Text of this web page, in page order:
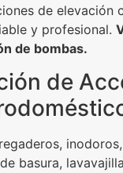
de elevación
y profesional.
de bombas.
de
basura,